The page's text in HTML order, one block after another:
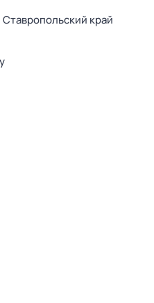
край